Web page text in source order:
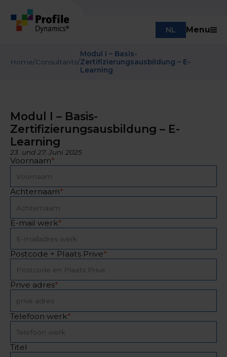
NL Menu
Home/Consultants/
Modul I – Basis-
Zertifizierungsausbildung – E-
Learning
Modul I – Basis-
Zertifizierungsausbildung – E-
Learning
23. und 27. Juni 2025
Voornaam*
Achternaam*
E-mail werk*
Postcode + Plaats Prive*
Prive adres*
Telefoon werk*
Titel